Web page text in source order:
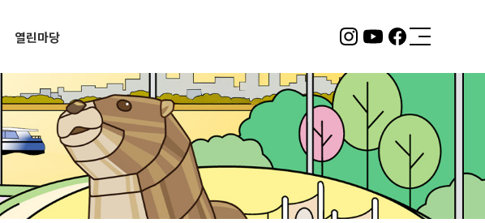
열린마당
2층 서울형 키즈카페
뚝섬 자벌레점
바로 알아보기